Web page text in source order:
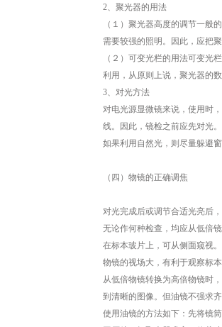
2、聚光器的用法
（１）聚光器高度的调节一般
需要较强的照明。因此，应把
（２）可变光栏的用法可变光
利用，从原则上说，聚光器的
3、对光方法
对电光源显微镜来说，使用时
线。因此，镜检之前应先对光
如果利用自然光，则尽量躲避
（四）物镜的正确调焦
对光完成后或调节合适光亮后
无论作何种检查，均应从低倍
在标本玻片上，可从侧面窥视
物镜的视场大，有利于观察标
从低倍物镜转换为高倍物镜时
到清晰的图像。但油镜不强求
使用油镜的方法如下：先将镜